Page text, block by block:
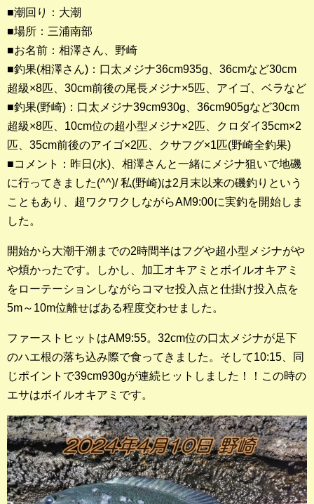
■潮回り：大潮
■場所：三浦南部
■お名前：相澤さん、野崎
■釣果(相澤さん)：口太メジナ36cm935g、36cmなど30cm
超級×8匹、30cm前後の尾長メジナ×5匹、アイゴ、ベラなど
■釣果(野崎)：口太メジナ39cm930g、36cm905gなど30cm
超級×8匹、10cm位の超小型メジナ×2匹、クロダイ35cm×2
匹、35cm前後のアイゴ×2匹、クサフグ×1匹(野崎全釣果)
■コメント：昨日(水)、相澤さんと一緒にメジナ狙いで地磯
に行ってきました(^^)/ 私(野崎)は2月末以来の磯釣りという
こともあり、超ワクワクしながらAM9:00に実釣を開始しま
した。
開始から大潮干潮までの2時間半はフグや超小型メジナがや
や煩かったです。しかし、加工オキアミとボイルオキアミ
をローテーションしながらコマセ投入点と仕掛け投入点を
5m～10m位離せばある程度交わせました。
ファーストヒットはAM9:55。32cm位の口太メジナが足下
のハエ根の落ち込み際で食ってきました。そして10:15、同
じポイントで39cm930gが連続ヒットしました！！この時の
エサはボイルオキアミです。
釣果ランキング
2023年 クロダイ部門
2023年 メジナ部門
歴代釣果ランキング
クロダイ部門
シロギス部門
過去の釣果ランキング
スタッフブログ
店長釣行記
スタッフ釣行記
釣果投稿フォーム